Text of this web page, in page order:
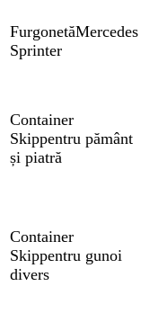
FurgonetăMercedes
Sprinter
Container
Skippentru pământ
și piatră
Container
Skippentru gunoi
divers